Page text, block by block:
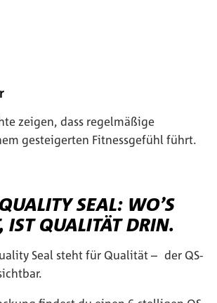
zeigen, dass regelmäßige
gesteigerten Fitnessgefühl führt.
SEAL: WO’S
IST QUALITÄT DRIN.
Seal steht für Qualität – der QS-